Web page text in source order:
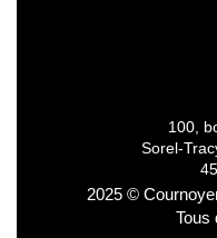
100,
Sorel-
2025 ©
Tous